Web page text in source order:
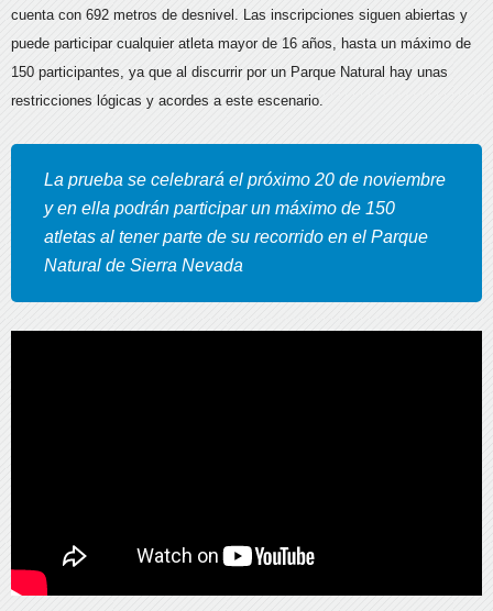
cuenta con 692 metros de desnivel. Las inscripciones siguen abiertas y
puede participar cualquier atleta mayor de 16 años, hasta un máximo de
150 participantes, ya que al discurrir por un Parque Natural hay unas
restricciones lógicas y acordes a este escenario.
La prueba se celebrará el próximo 20 de noviembre
y en ella podrán participar un máximo de 150
atletas al tener parte de su recorrido en el Parque
Natural de Sierra Nevada